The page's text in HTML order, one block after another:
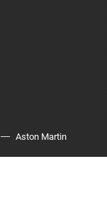
Aston Martin